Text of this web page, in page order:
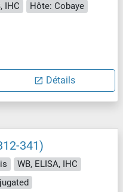
IHC
Hôte: Cobaye
Détails
341)
WB, ELISA, IHC